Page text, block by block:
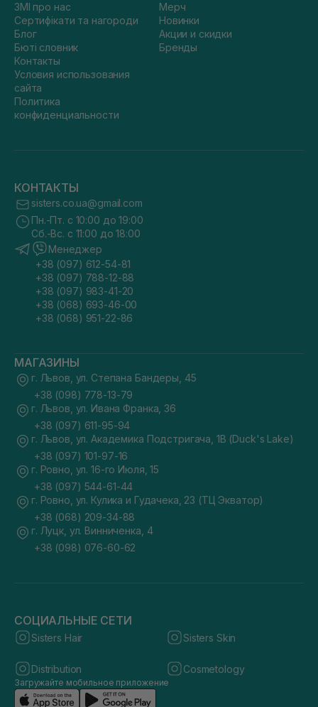
ЗМІ про нас
Сертифікати та нагороди
Блог
Бюті словник
Контакты
Условия использования
сайта
Политика
конфиденциальности
Мерч
Новинки
Акции и скидки
Бренды
КОНТАКТЫ
sisters.co.ua@gmail.com
Пн.-Пт. с 10:00 до 19:00
Сб.-Вс. с 11:00 до 18:00
Менеджер
+38 (097) 612-54-81
+38 (097) 788-12-88
+38 (097) 983-41-20
+38 (068) 693-46-00
+38 (068) 951-22-86
МАГАЗИНЫ
г. Львов, ул. Степана Бандеры, 45
+38 (098) 778-13-79
г. Львов, ул. Ивана Франка, 36
+38 (097) 611-95-94
г. Львов, ул. Академика Подстригача, 1В (Duck's Lake)
+38 (097) 101-97-16
г. Ровно, ул. 16-го Июля, 15
+38 (097) 544-61-44
г. Ровно, ул. Кулика и Гудачека, 23 (ТЦ Экватор)
+38 (068) 209-34-88
г. Луцк, ул. Винниченка, 4
+38 (098) 076-60-62
СОЦИАЛЬНЫЕ СЕТИ
Sisters Hair Sisters Skin
Distribution Cosmetology
Загружайте мобильное приложение